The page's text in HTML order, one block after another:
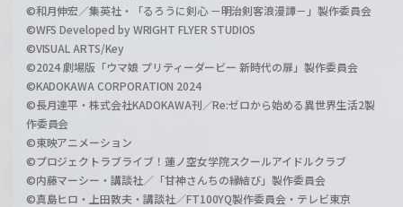
©和月伸宏／集英社・「るろうに剣心 －明治剣客浪漫譚－」製作委員会
©WFS Developed by WRIGHT FLYER STUDIOS
©VISUAL ARTS/Key
©2024 劇場版「ウマ娘 プリティーダービー 新時代の扉」製作委員会
©KADOKAWA CORPORATION 2024
©長月達平・株式会社KADOKAWA刊／Re:ゼロから始める異世界生活2製
作委員会
©東映アニメーション
©プロジェクトラブライブ！蓮ノ空女学院スクールアイドルクラブ
©内藤マーシー・講談社／「甘神さんちの縁結び」製作委員会
©真島ヒロ・上田敦夫・講談社／FT100YQ製作委員会・テレビ東京